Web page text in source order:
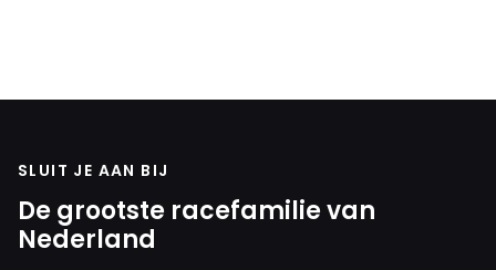
SLUIT JE AAN BIJ
De grootste racefamilie van
Nederland